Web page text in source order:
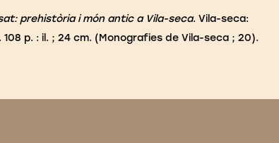
prehistòria i món antic a Vila-seca. Vila-seca:
p. : il. ; 24 cm. (Monografies de Vila-seca ; 20).